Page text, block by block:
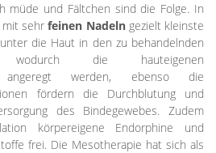
müde und Fältchen sind die Folge. In
mit sehrfeinen Nadelngezielt kleinste
die Haut in den zu behandelnden
die hauteigenen
angeregt werden, ebenso die
fördern die Durchblutung und
des Bindegewebes. Zudem
körpereigene Endorphine und
frei. Die Mesotherapie hat sich als